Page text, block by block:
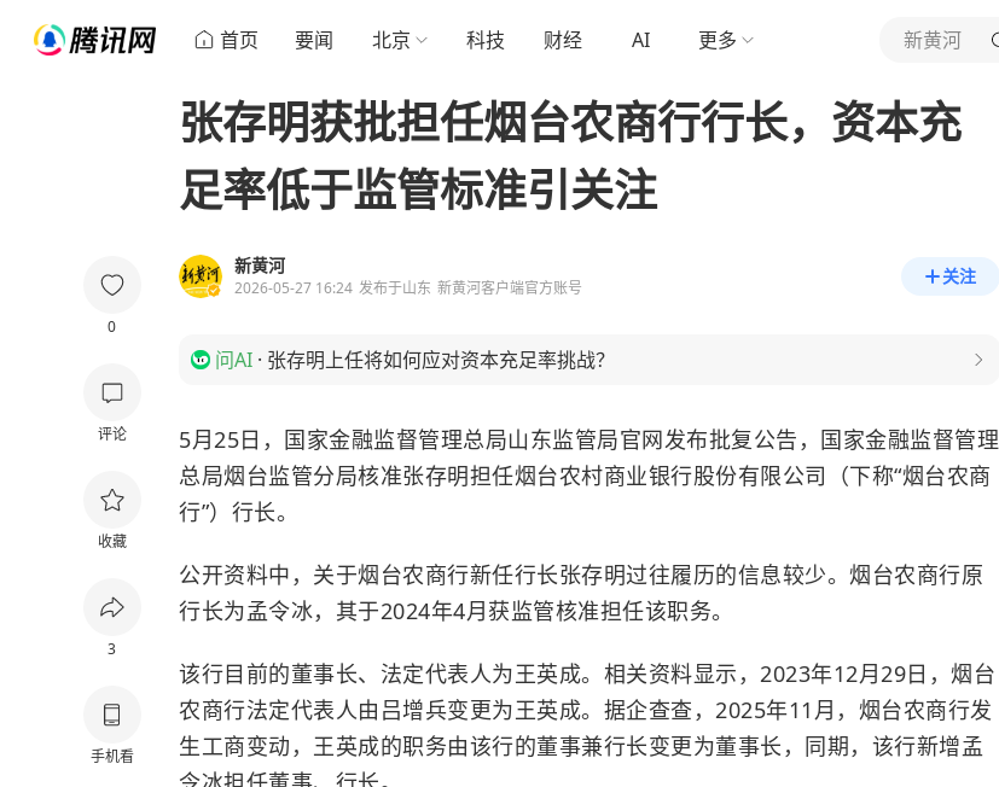
首页 要闻 北京 科技 财经 AI 更多 新黄河
0
评论
收藏
3
手机看
张存明获批担任烟台农商行行长，资本充
足率低于监管标准引关注
新黄河
2026-05-27 16:24 发布于山东 新黄河客户端官方账号
关注
问AI · 张存明上任将如何应对资本充足率挑战？
5月25日，国家金融监督管理总局山东监管局官网发布批复公告，国家金融监督管理
总局烟台监管分局核准张存明担任烟台农村商业银行股份有限公司（下称“烟台农商
行”）行长。
公开资料中，关于烟台农商行新任行长张存明过往履历的信息较少。烟台农商行原
行长为孟令冰，其于2024年4月获监管核准担任该职务。
该行目前的董事长、法定代表人为王英成。相关资料显示，2023年12月29日，烟台
农商行法定代表人由吕增兵变更为王英成。据企查查，2025年11月，烟台农商行发
生工商变动，王英成的职务由该行的董事兼行长变更为董事长，同期，该行新增孟